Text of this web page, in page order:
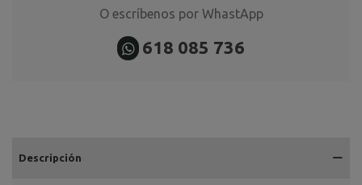
O escríbenos por WhastApp
618 085 736
Descripción